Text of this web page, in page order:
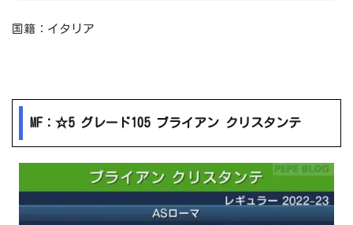
国籍：イタリア
MF：☆5 グレード105 ブライアン クリスタンテ